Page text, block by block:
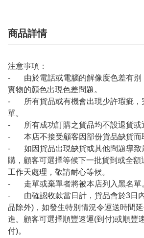
商品詳情
注意事項：
- 由於電話或電腦的解像度色差有别
實物的顏色出現色差問題。
- 所有貨品或有機會出現少許瑕疵，
單。
- 所有成功訂購之貨品均不設退貨或
- 本店不接受顧客因部份貨品缺貨而
- 如因貨品出現缺貨或其他問題導致
購，顧客可選擇等候下一批貨到或全額
工作天處理，敬請耐心等候。
- 走單或棄單者將被本店列入黑名單
- 由確認收款當日計，貨品會於3日
品除外)，如發生特別情況令運送時間
進。顧客可選擇順豐速運(到付)或順豐
付)。